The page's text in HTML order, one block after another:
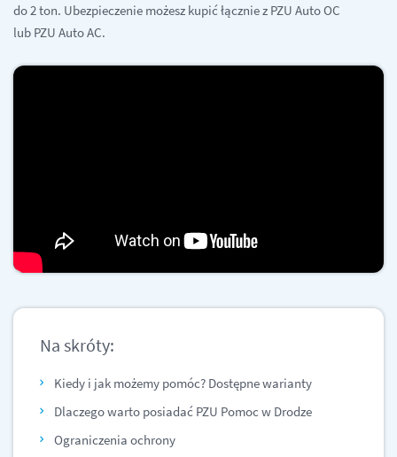
do 2 ton. Ubezpieczenie możesz kupić łącznie z PZU Auto OC
lub PZU Auto AC.
Na skróty:
Kiedy i jak możemy pomóc? Dostępne warianty
Dlaczego warto posiadać PZU Pomoc w Drodze
Ograniczenia ochrony